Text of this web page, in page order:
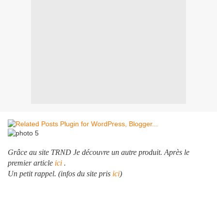
Grâce au site TRND Je découvre un autre produit. Après le
premier article ici .
Un petit rappel. (infos du site pris ici)